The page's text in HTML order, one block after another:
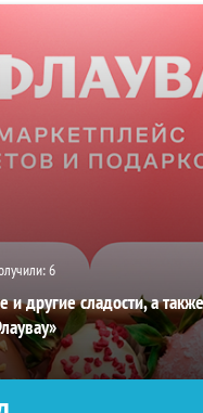
6
другие сладости, а